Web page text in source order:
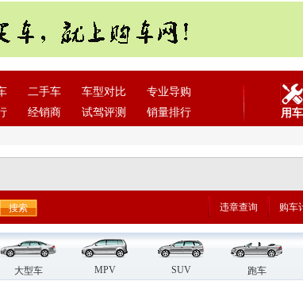
二手车 车型对比
专业导购
经销商 试驾评测 销量排行 用车
违章查询 购车
大型车 MPV SUV 跑车